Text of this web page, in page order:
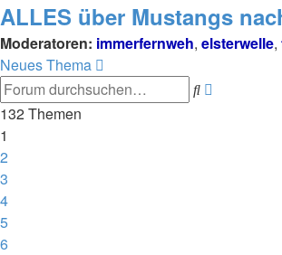
ALLES über Mustangs
Moderatoren: immerfernweh, elsterwelle,
Neues Thema
Suche
132 Themen
1
2
3
4
5
6